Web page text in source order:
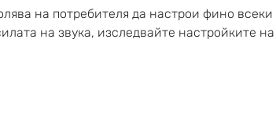
на потребителя да настрои фино
на звука, изследвайте настройките